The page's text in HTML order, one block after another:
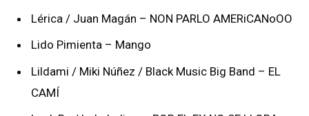
Lérica / Juan Magán – NON PARLO AMERiCANoOO
Lido Pimienta – Mango
Lildami / Miki Núñez / Black Music Big Band – EL
CAMÍ